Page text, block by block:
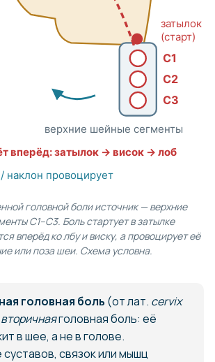
C1
C2
C3
верхние шейные сегменты
затылок
(старт)
вперёд: затылок → висок → лоб
наклон провоцирует
головной боли источник — верхние
C1–C3. Боль стартует в затылке
вперёд ко лбу и виску, а провоцирует её
или поза шеи. Схема условна.
головная боль (от лат. cervix
вторичнаяголовная боль: её
в шее, а не в голове.
связок или мышц